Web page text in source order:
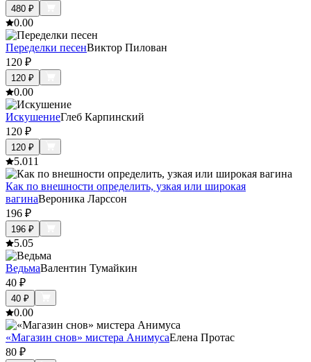
480 ₽
0.00
Переделки песенВиктор Пилован
120 ₽
120 ₽
0.00
ИскушениеГлеб Карпинский
120 ₽
120 ₽
5.011
Как по внешности определить, узкая или широкая
вагинаВероника Ларссон
196 ₽
196 ₽
5.05
ВедьмаВалентин Тумайкин
40 ₽
40 ₽
0.00
«Магазин снов» мистера АнимусаЕлена Протас
80 ₽